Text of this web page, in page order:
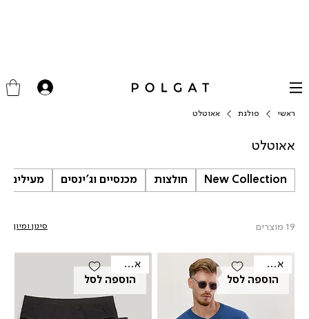
ראשי פולגת אאוטלט
אאוטלט
New Collection חולצות מכנסיים וג'ינסים מעילים
19 מוצרים סינון ומיון
הוספה לסל
אאוטלט
הוספה לסל
אאוטלט